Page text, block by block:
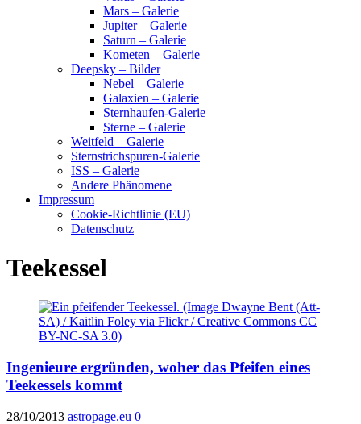
Mars – Galerie
Jupiter – Galerie
Saturn – Galerie
Kometen – Galerie
Deepsky – Bilder
Nebel – Galerie
Galaxien – Galerie
Sternhaufen-Galerie
Sterne – Galerie
Weitfeld – Galerie
Sternstrichspuren-Galerie
ISS – Galerie
Andere Phänomene
Impressum
Cookie-Richtlinie (EU)
Datenschutz
Teekessel
Ingenieure ergründen, woher das Pfeifen eines
Teekessels kommt
28/10/2013 astropage.eu 0